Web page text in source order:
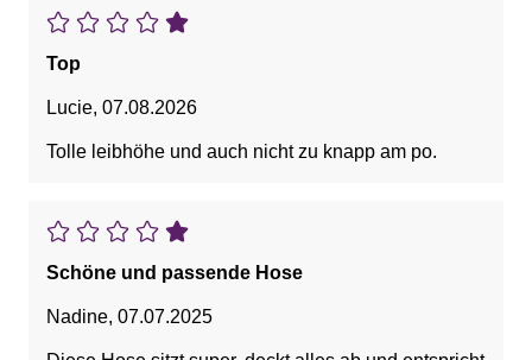
Top
Lucie, 07.08.2026
Tolle leibhöhe und auch nicht zu knapp am po.
Schöne und passende Hose
Nadine, 07.07.2025